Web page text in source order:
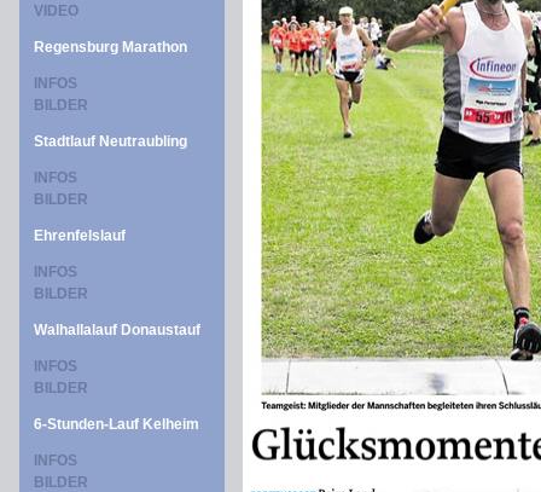
VIDEO
Regensburg Marathon
INFOS
BILDER
Stadtlauf Neutraubling
INFOS
BILDER
Ehrenfelslauf
INFOS
BILDER
Walhallalauf Donaustauf
INFOS
BILDER
6-Stunden-Lauf Kelheim
INFOS
BILDER